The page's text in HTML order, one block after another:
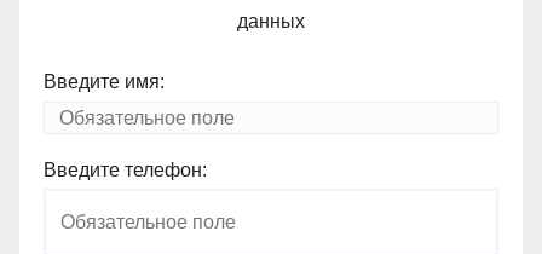
данных
Введите имя:
Введите телефон: